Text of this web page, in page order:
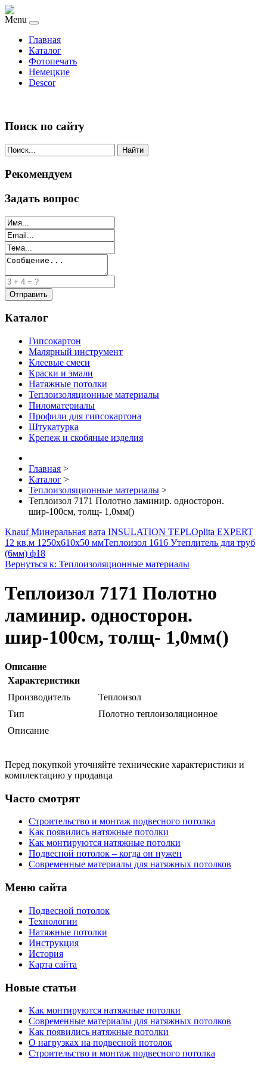
Menu
Главная
Каталог
Фотопечать
Немецкие
Descor
Поиск по сайту
Найти
Рекомендуем
Задать вопрос
Каталог
Гипсокартон
Малярный инструмент
Клеевые смеси
Краски и эмали
Натяжные потолки
Теплоизоляционные материалы
Пиломатериалы
Профили для гипсокартона
Штукатурка
Крепеж и скобяные изделия
Главная >
Каталог >
Теплоизоляционные материалы >
Теплоизол 7171 Полотно ламинир. односторон.
шир-100см, толщ- 1,0мм()
Knauf Минеральная вата INSULATION TEPLOplita EXPERT
12 кв.м 1250x610x50 ммТеплоизол 1616 Утеплитель для труб
(6мм) ф18
Вернуться к: Теплоизоляционные материалы
Теплоизол 7171 Полотно
ламинир. односторон.
шир-100см, толщ- 1,0мм()
Описание
Характеристики
Производитель
Теплоизол
Тип
Полотно теплоизоляционное
Описание
Перед покупкой уточняйте технические характеристики и
комплектацию у продавца
Часто смотрят
Строительство и монтаж подвесного потолка
Как появились натяжные потолки
Как монтируются натяжные потолки
Подвесной потолок – когда он нужен
Современные материалы для натяжных потолков
Меню сайта
Подвесной потолок
Технологии
Натяжные потолки
Инструкция
История
Карта сайта
Новые статьи
Как монтируются натяжные потолки
Современные материалы для натяжных потолков
Как появились натяжные потолки
О нагрузках на подвесной потолок
Строительство и монтаж подвесного потолка